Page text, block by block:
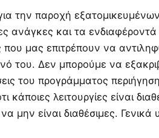
την παροχή εξατομικευμένων
ανάγκες και τα
μας επιτρέπουν να
του. Δεν μπορούμε να
του προγράμματος
λειτουργίες είναι
μην είναι διαθέσιμες. Γενικά